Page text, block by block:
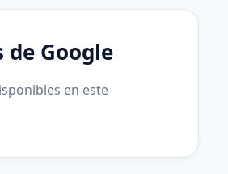
de Google
en este